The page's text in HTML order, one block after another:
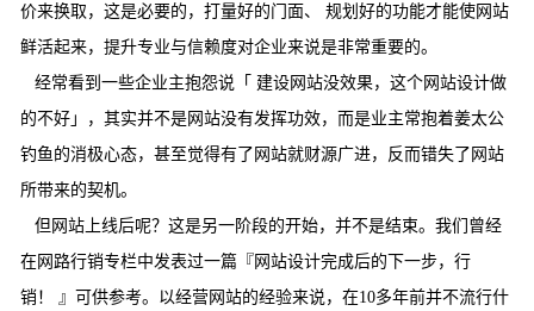
价来换取，这是必要的，打量好的门面、 规划好的功能才能使网站
鲜活起来，提升专业与信赖度对企业来说是非常重要的。
经常看到一些企业主抱怨说「 建设网站没效果，这个网站设计做
的不好」，其实并不是网站没有发挥功效，而是业主常抱着姜太公
钓鱼的消极心态，甚至觉得有了网站就财源广进，反而错失了网站
所带来的契机。
但网站上线后呢？这是另一阶段的开始，并不是结束。我们曾经
在网路行销专栏中发表过一篇『网站设计完成后的下一步，行
销！ 』可供参考。以经营网站的经验来说，在10多年前并不流行什